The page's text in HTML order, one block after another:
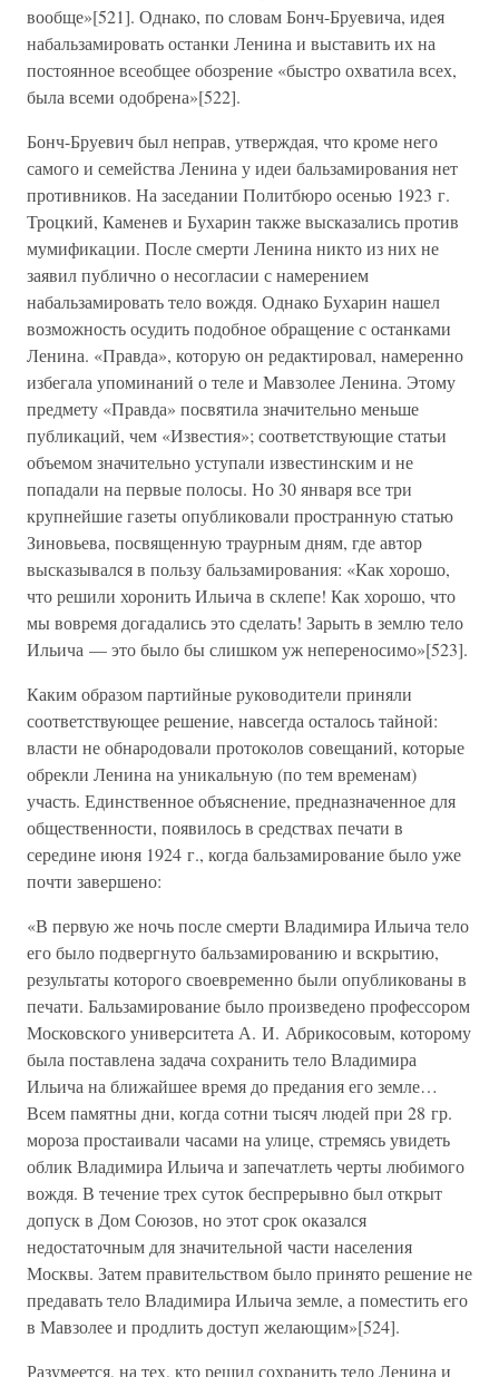
вообще»[521]. Однако, по словам Бонч-Бруевича, идея
набальзамировать останки Ленина и выставить их на
постоянное всеобщее обозрение «быстро охватила всех,
была всеми одобрена»[522].
Бонч-Бруевич был неправ, утверждая, что кроме него
самого и семейства Ленина у идеи бальзамирования нет
противников. На заседании Политбюро осенью 1923 г.
Троцкий, Каменев и Бухарин также высказались против
мумификации. После смерти Ленина никто из них не
заявил публично о несогласии с намерением
набальзамировать тело вождя. Однако Бухарин нашел
возможность осудить подобное обращение с останками
Ленина. «Правда», которую он редактировал, намеренно
избегала упоминаний о теле и Мавзолее Ленина. Этому
предмету «Правда» посвятила значительно меньше
публикаций, чем «Известия»; соответствующие статьи
объемом значительно уступали известинским и не
попадали на первые полосы. Но 30 января все три
крупнейшие газеты опубликовали пространную статью
Зиновьева, посвященную траурным дням, где автор
высказывался в пользу бальзамирования: «Как хорошо,
что решили хоронить Ильича в склепе! Как хорошо, что
мы вовремя догадались это сделать! Зарыть в землю тело
Ильича — это было бы слишком уж непереносимо»[523].
Каким образом партийные руководители приняли
соответствующее решение, навсегда осталось тайной:
власти не обнародовали протоколов совещаний, которые
обрекли Ленина на уникальную (по тем временам)
участь. Единственное объяснение, предназначенное для
общественности, появилось в средствах печати в
середине июня 1924 г., когда бальзамирование было уже
почти завершено:
«В первую же ночь после смерти Владимира Ильича тело
его было подвергнуто бальзамированию и вскрытию,
результаты которого своевременно были опубликованы в
печати. Бальзамирование было произведено профессором
Московского университета А. И. Абрикосовым, которому
была поставлена задача сохранить тело Владимира
Ильича на ближайшее время до предания его земле…
Всем памятны дни, когда сотни тысяч людей при 28 гр.
мороза простаивали часами на улице, стремясь увидеть
облик Владимира Ильича и запечатлеть черты любимого
вождя. В течение трех суток беспрерывно был открыт
допуск в Дом Союзов, но этот срок оказался
недостаточным для значительной части населения
Москвы. Затем правительством было принято решение не
предавать тело Владимира Ильича земле, а поместить его
в Мавзолее и продлить доступ желающим»[524].
Разумеется, на тех, кто решил сохранить тело Ленина и